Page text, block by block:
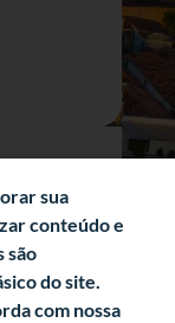
sua
conteúdo e
são
do site.
com nossa